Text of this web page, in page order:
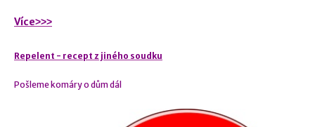
Více˃˃˃
Repelent - recept z jiného soudku
Pošleme komáry o dům dál